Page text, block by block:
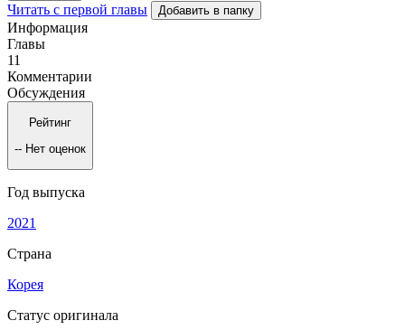
Читать с первой главы Добавить в папку
Информация
Главы
11
Комментарии
Обсуждения
Рейтинг
-- Нет оценок
Год выпуска
2021
Страна
Корея
Статус оригинала